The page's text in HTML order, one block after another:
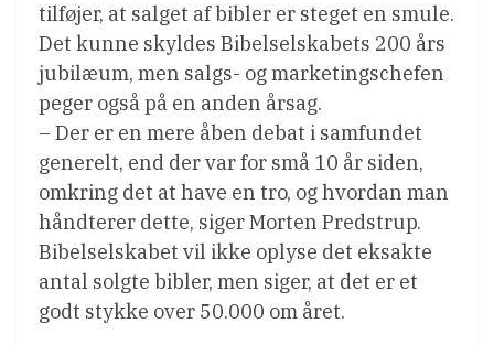
tilføjer, at salget af bibler er steget en smule.
Det kunne skyldes Bibelselskabets 200 års
jubilæum, men salgs- og marketingschefen
peger også på en anden årsag.
– Der er en mere åben debat i samfundet
generelt, end der var for små 10 år siden,
omkring det at have en tro, og hvordan man
håndterer dette, siger Morten Predstrup.
Bibelselskabet vil ikke oplyse det eksakte
antal solgte bibler, men siger, at det er et
godt stykke over 50.000 om året.